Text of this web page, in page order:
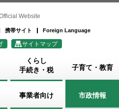
Website
携帯サイト Foreign Language
サイトマップ
くらし
手続き・税
子育て・教育
事業者向け 市政情報